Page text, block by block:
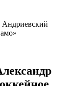
Андриевский